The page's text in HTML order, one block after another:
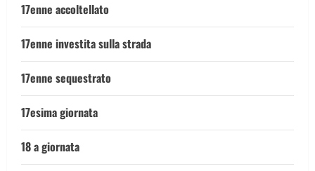
17enne accoltellato
17enne investita sulla strada
17enne sequestrato
17esima giornata
18 a giornata